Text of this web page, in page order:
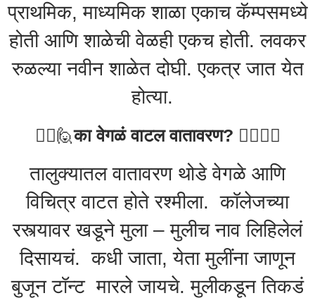
प्राथमिक, माध्यमिक शाळा एकाच कॅम्पसमध्ये
होती आणि शाळेची वेळही एकच होती. लवकर
रुळल्या नवीन शाळेत दोघी. एकत्र जात येत
होत्या.
🙋‍♀️🙋का वेगळं वाटल वातावरण? 🙆‍♂️🙋‍♂️
तालुक्यातल वातावरण थोडे वेगळे आणि
विचित्र वाटत होते रश्मीला. कॉलेजच्या
रस्त्यावर खडूने मुला – मुलीच नाव लिहिलेलं
दिसायचं. कधी जाता, येता मुलींना जाणून
बुजून टॉन्ट मारले जायचे. मुलीकडून तिकडं